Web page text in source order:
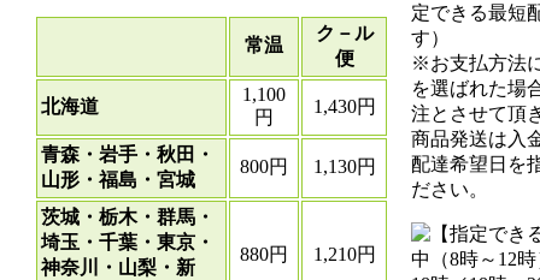
常温
ク－ル
便
北海道
1,100
円
1,430円
青森・岩手・秋田・
山形・福島・宮城
800円 1,130円
茨城・栃木・群馬・
埼玉・千葉・東京・
神奈川・山梨・新
880円 1,210円
定できる最短
す）
※お支払方法
を選ばれた場
注とさせて頂
商品発送は入
配達希望日を
ださい。